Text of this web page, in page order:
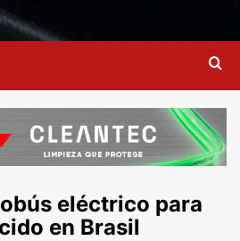
eléctrico para
en Brasil